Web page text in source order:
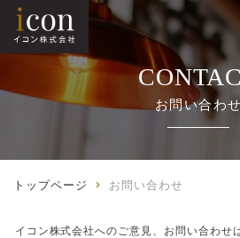
お問い合わせ
トップページ お問い合わせ
イコン株式会社へのご意見、お問い合わせ